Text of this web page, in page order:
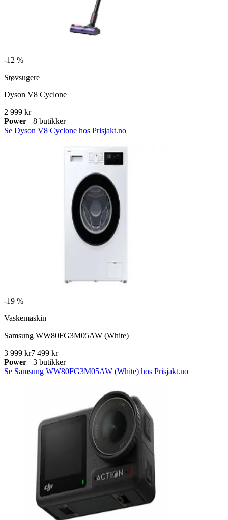
-12 %
Støvsugere
Dyson V8 Cyclone
2 999 kr
Power +8 butikker
Se Dyson V8 Cyclone hos Prisjakt.no
-19 %
Vaskemaskin
Samsung WW80FG3M05AW (White)
3 999 kr7 499 kr
Power +3 butikker
Se Samsung WW80FG3M05AW (White) hos Prisjakt.no